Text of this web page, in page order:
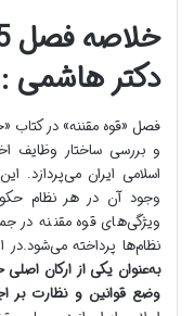
دکتر هاشمی :
فصل «قوه مقننه» در کتاب
و بررسی ساختار وظایف
اسلامی ایران می‌پردازد.
وجود آن در هر نظام
ویژگی‌های قوه مقننه در
نظام‌ها پرداخته
به‌عنوان یکی از ارکان
وضع قوانین و نظارت بر